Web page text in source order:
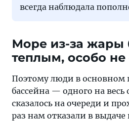
всегда наблюдала
Море из-за жары
теплым, особо
Поэтому люди в основном
бассейна — одного на весь
сказалось на очереди и
раз нам отказали в